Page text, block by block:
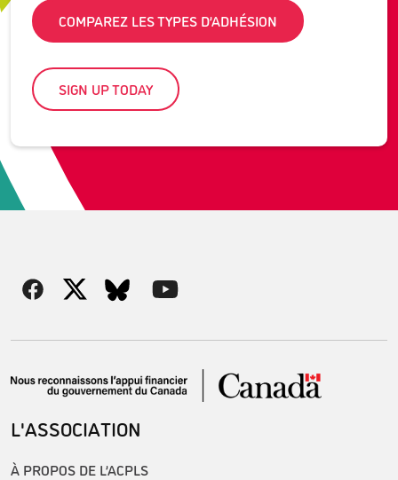
COMPAREZ LES TYPES D’ADHÉSION
SIGN UP TODAY
L'ASSOCIATION
À PROPOS DE L’ACPLS